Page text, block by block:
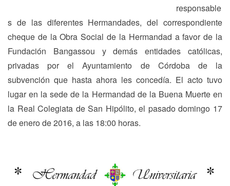
responsable
s de las diferentes Hermandades, del correspondiente
cheque de la Obra Social de la Hermandad a favor de la
Fundación Bangassou y demás entidades católicas,
privadas por el Ayuntamiento de Córdoba de la
subvención que hasta ahora les concedía. El acto tuvo
lugar en la sede de la Hermandad de la Buena Muerte en
la Real Colegiata de San Hipólito, el pasado domingo 17
de enero de 2016, a las 18:00 horas.